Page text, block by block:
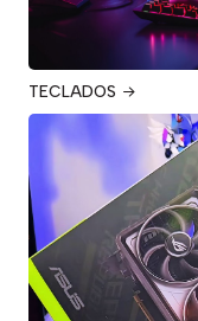
TECLADOS